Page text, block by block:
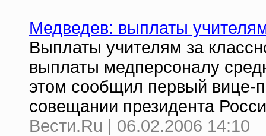
Медведев: выплаты
Выплаты учителям за
выплаты медперсоналу
этом сообщил первый вице-
совещании президента
Вести.Ru | 06.02.2006 14:10